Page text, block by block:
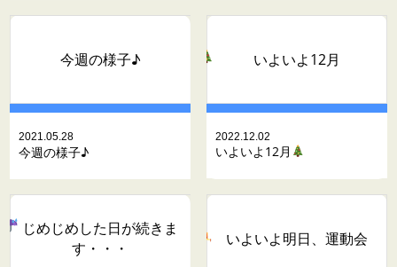
今週の様子♪
2021.05.28
今週の様子♪
いよいよ12月
2022.12.02
いよいよ12月
じめじめした日が続きま
す・・・
いよいよ明日、運動会